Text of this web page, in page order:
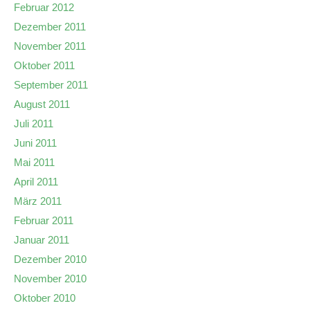
Februar 2012
Dezember 2011
November 2011
Oktober 2011
September 2011
August 2011
Juli 2011
Juni 2011
Mai 2011
April 2011
März 2011
Februar 2011
Januar 2011
Dezember 2010
November 2010
Oktober 2010